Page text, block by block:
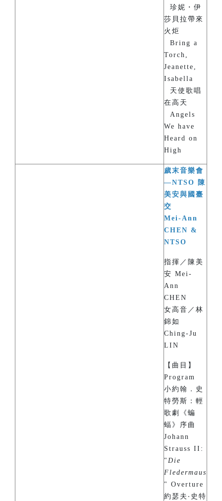
珍妮・伊
莎貝拉帶來
火炬
Bring a
Torch,
Jeanette,
Isabella
天使歌唱
在高天
Angels
We have
Heard on
High
歲末音樂會
—NTSO 陳
美安與國臺
交
Mei-Ann
CHEN &
NTSO
指揮／陳美
安 Mei-
Ann
CHEN
女高音／林
錦如
Ching-Ju
LIN
【曲目】
Program
小約翰．史
特勞斯：輕
歌劇《蝙
蝠》序曲
Johann
Strauss II:
" Die
Fledermaus
" Overture
約瑟夫‧史特